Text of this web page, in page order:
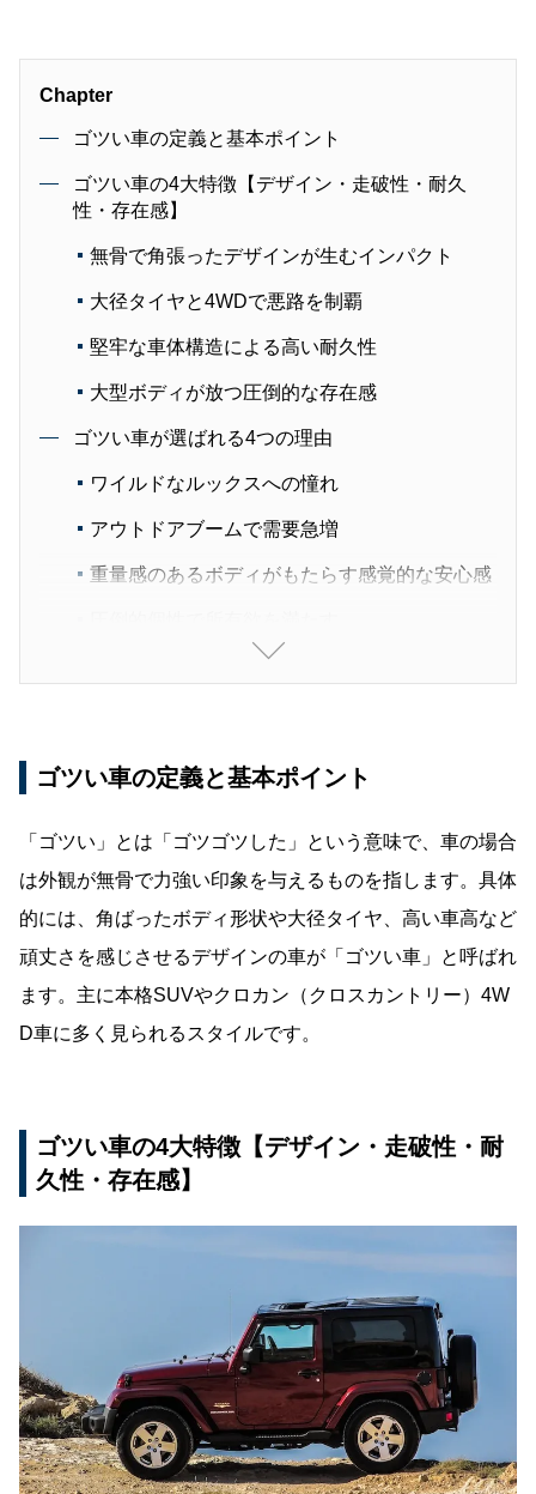
Chapter
ゴツい車の定義と基本ポイント
ゴツい車の4大特徴【デザイン・走破性・耐久
性・存在感】
無骨で角張ったデザインが生むインパクト
大径タイヤと4WDで悪路を制覇
堅牢な車体構造による高い耐久性
大型ボディが放つ圧倒的な存在感
ゴツい車が選ばれる4つの理由
ワイルドなルックスへの憧れ
アウトドアブームで需要急増
重量感のあるボディがもたらす感覚的な安心感
厳選！ゴツい車おすすめ5モデル【価格・特徴付
グシップSUV
ーダー
ジープ・ラングラー｜伝統を継ぐ米国クロカン
メルセデス・ベンツ Gクラス｜ラグジュアリー
×軍用DNA
三菱・パジェロ（中古）｜ラリー直系の国産S
UV
ゴツい車の定義と基本ポイント
「ゴツい」とは「ゴツゴツした」という意味で、車の場合
は外観が無骨で力強い印象を与えるものを指します。具体
的には、角ばったボディ形状や大径タイヤ、高い車高など
頑丈さを感じさせるデザインの車が「ゴツい車」と呼ばれ
ます。主に本格SUVやクロカン（クロスカントリー）4W
D車に多く見られるスタイルです。
ゴツい車の4大特徴【デザイン・走破性・耐
久性・存在感】